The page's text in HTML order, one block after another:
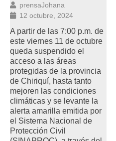
prensaJohana
12 octubre, 2024
A partir de las 7:00 p.m. de
este viernes 11 de octubre
queda suspendido el
acceso a las áreas
protegidas de la provincia
de Chiriquí, hasta tanto
mejoren las condiciones
climáticas y se levante la
alerta amarilla emitida por
el Sistema Nacional de
Protección Civil